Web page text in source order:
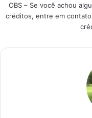
disponíveis no
com dicas práticas
Destaque Como
OBS – Se você achou
créditos, entre em